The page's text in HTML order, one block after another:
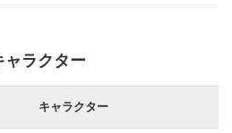
ャラクター
キャラクター